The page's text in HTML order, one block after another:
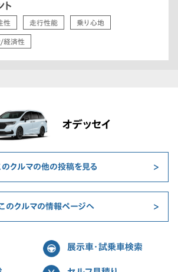
ト
性 走行性能 乗り心地
経済性
オデッセイ
のクルマの他の投稿を見る
のクルマの情報ページへ
展示車・試乗車検索